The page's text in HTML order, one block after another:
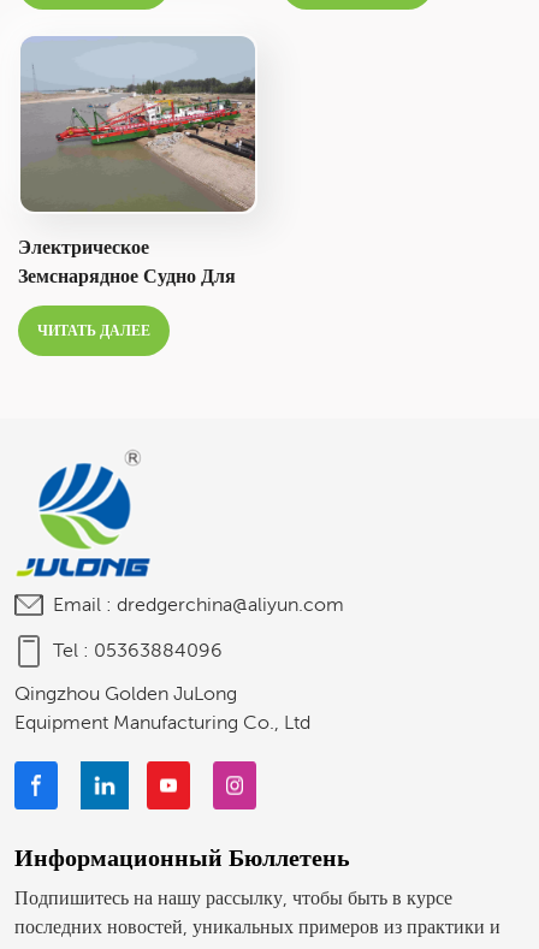
8000 М³/ч Предназначен
Для Дноуглубительных
Работ На Море, Реках,
Озерах И Добычи
Полезных Ископаемых.
Глубокого Дноуглубления.
Электрическое
Земснарядное Судно Для
Добычи Песка, Фрезерно-
Всасывающее
Земснарядное Судно Для
ЧИТАТЬ ДАЛЕЕ
Email : dredgerchina@aliyun.com
Tel : 05363884096
Qingzhou Golden JuLong
Equipment Manufacturing Co., Ltd
Информационный Бюллетень
Подпишитесь на нашу рассылку, чтобы быть в курсе
последних новостей, уникальных примеров из практики и